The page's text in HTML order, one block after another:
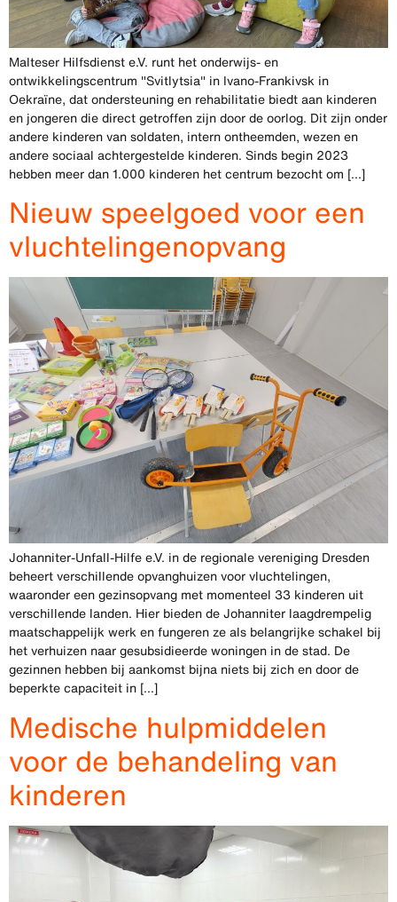
Malteser Hilfsdienst e.V. runt het onderwijs- en
ontwikkelingscentrum "Svitlytsia" in Ivano-Frankivsk in
Oekraïne, dat ondersteuning en rehabilitatie biedt aan kinderen
en jongeren die direct getroffen zijn door de oorlog. Dit zijn onder
andere kinderen van soldaten, intern ontheemden, wezen en
andere sociaal achtergestelde kinderen. Sinds begin 2023
hebben meer dan 1.000 kinderen het centrum bezocht om [...]
Nieuw speelgoed voor een
vluchtelingenopvang
Johanniter-Unfall-Hilfe e.V. in de regionale vereniging Dresden
beheert verschillende opvanghuizen voor vluchtelingen,
waaronder een gezinsopvang met momenteel 33 kinderen uit
verschillende landen. Hier bieden de Johanniter laagdrempelig
maatschappelijk werk en fungeren ze als belangrijke schakel bij
het verhuizen naar gesubsidieerde woningen in de stad. De
gezinnen hebben bij aankomst bijna niets bij zich en door de
beperkte capaciteit in [...]
Medische hulpmiddelen
voor de behandeling van
kinderen